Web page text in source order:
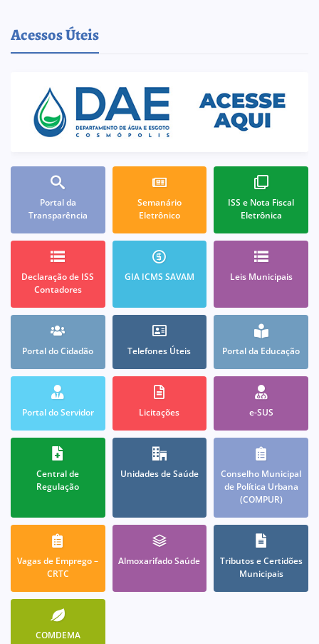
Acessos Úteis
Portal da
Transparência
Semanário
Eletrônico
ISS e Nota Fiscal
Eletrônica
Declaração de ISS
Contadores
GIA ICMS SAVAM Leis Municipais
Portal do Cidadão Telefones Úteis Portal da Educação
Portal do Servidor Licitações e-SUS
Central de
Regulação
Unidades de Saúde
Conselho Municipal
de Política Urbana
(COMPUR)
Vagas de Emprego –
CRTC
Almoxarifado Saúde
Tributos e Certidões
Municipais
COMDEMA